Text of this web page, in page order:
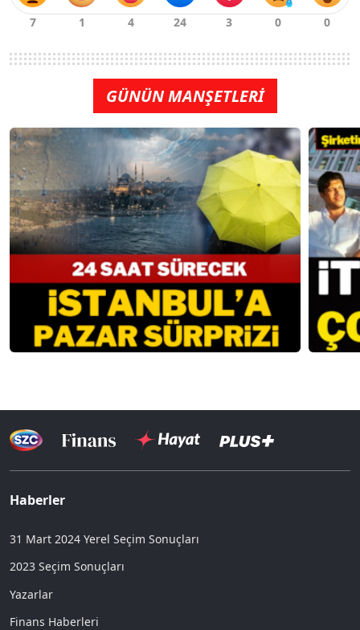
GÜNÜN MANŞETLERİ
Haberler
31 Mart 2024 Yerel Seçim Sonuçları
2023 Seçim Sonuçları
Yazarlar
Finans Haberleri